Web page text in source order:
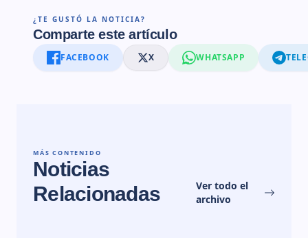
¿TE GUSTÓ LA NOTICIA?
Comparte este artículo
FACEBOOK X WHATSAPP
MÁS CONTENIDO
Noticias
Relacionadas
Ver todo el
archivo